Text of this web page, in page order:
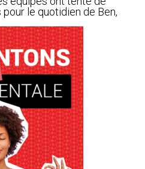
le quotidien de Ben,